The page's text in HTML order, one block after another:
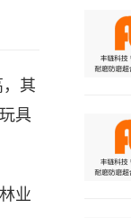
其
具
业